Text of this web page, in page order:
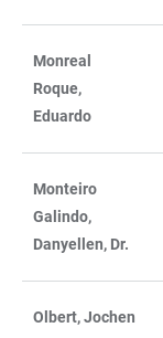
Monreal
Roque,
Eduardo
Monteiro
Galindo,
Danyellen, Dr.
Olbert, Jochen